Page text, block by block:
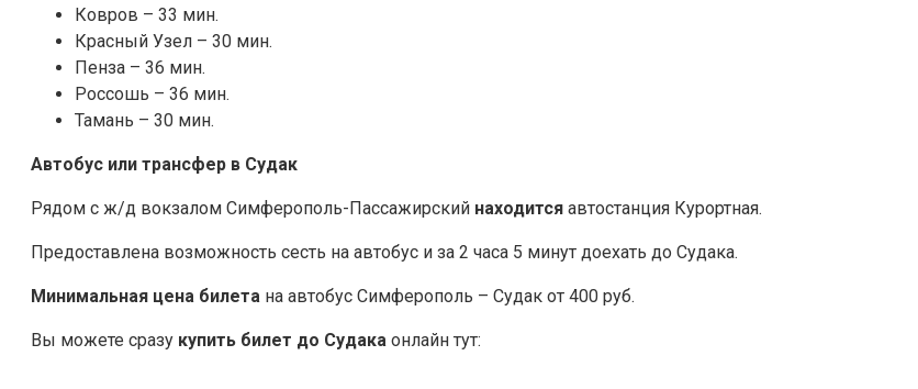
Ковров – 33 мин.
Красный Узел – 30 мин.
Пенза – 36 мин.
Россошь – 36 мин.
Тамань – 30 мин.
Автобус или трансфер в Судак
Рядом с ж/д вокзалом Симферополь-Пассажирский находится автостанция Курортная.
Предоставлена возможность сесть на автобус и за 2 часа 5 минут доехать до Судака.
Минимальная цена билета на автобус Симферополь – Судак от 400 руб.
Вы можете сразу купить билет до Судака онлайн тут: